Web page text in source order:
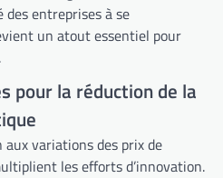
des entreprises à se
un atout essentiel pour
pour la réduction de la
variations des prix de
les efforts d’innovation.